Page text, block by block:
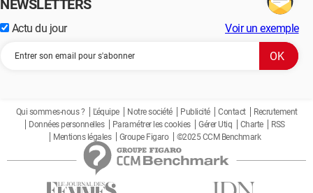
NEWSLETTERS
Actu du jour Voir un exemple
Qui sommes-nous ? L'équipe Notre société Publicité Contact
Recrutement
Données personnelles
Paramétrer les cookies Gérer Utiq Charte
RSS
Mentions légales
Groupe Figaro ©2025 CCM Benchmark